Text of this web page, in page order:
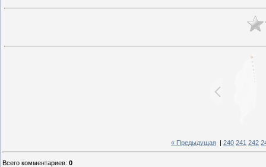
« Предыдущая 240 241 242
Всего комментариев: 0